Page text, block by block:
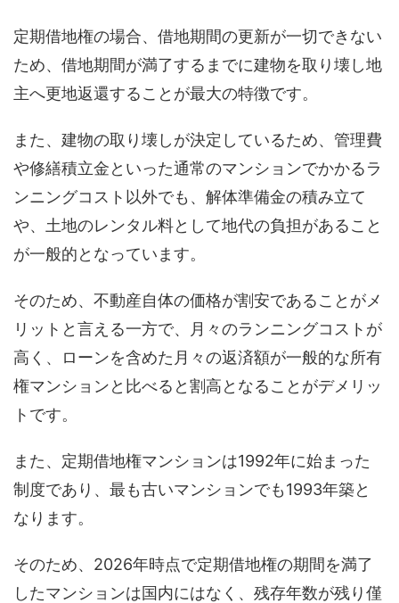
定期借地権の場合、借地期間の更新が一切できない
ため、借地期間が満了するまでに建物を取り壊し地
主へ更地返還することが最大の特徴です。
また、建物の取り壊しが決定しているため、管理費
や修繕積立金といった通常のマンションでかかるラ
ンニングコスト以外でも、解体準備金の積み立て
や、土地のレンタル料として地代の負担があること
が一般的となっています。
そのため、不動産自体の価格が割安であることがメ
リットと言える一方で、月々のランニングコストが
高く、ローンを含めた月々の返済額が一般的な所有
権マンションと比べると割高となることがデメリッ
トです。
また、定期借地権マンションは1992年に始まった
制度であり、最も古いマンションでも1993年築と
なります。
そのため、2026年時点で定期借地権の期間を満了
したマンションは国内にはなく、残存年数が残り僅